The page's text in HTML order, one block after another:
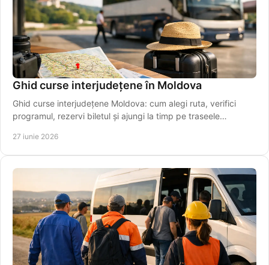
Ghid curse interjudețene în Moldova
Ghid curse interjudețene Moldova: cum alegi ruta, verifici
programul, rezervi biletul și ajungi la timp pe traseele
27 iunie 2026